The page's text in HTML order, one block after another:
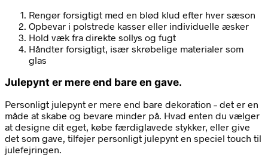
Rengør forsigtigt med en blød klud efter hver sæson
Opbevar i polstrede kasser eller individuelle æsker
Hold væk fra direkte sollys og fugt
Håndter forsigtigt, især skrøbelige materialer som
glas
Julepynt er mere end bare en gave.
Personligt julepynt er mere end bare dekoration – det er en
måde at skabe og bevare minder på. Hvad enten du vælger
at designe dit eget, købe færdiglavede stykker, eller give
det som gave, tilføjer personligt julepynt en speciel touch til
julefejringen.